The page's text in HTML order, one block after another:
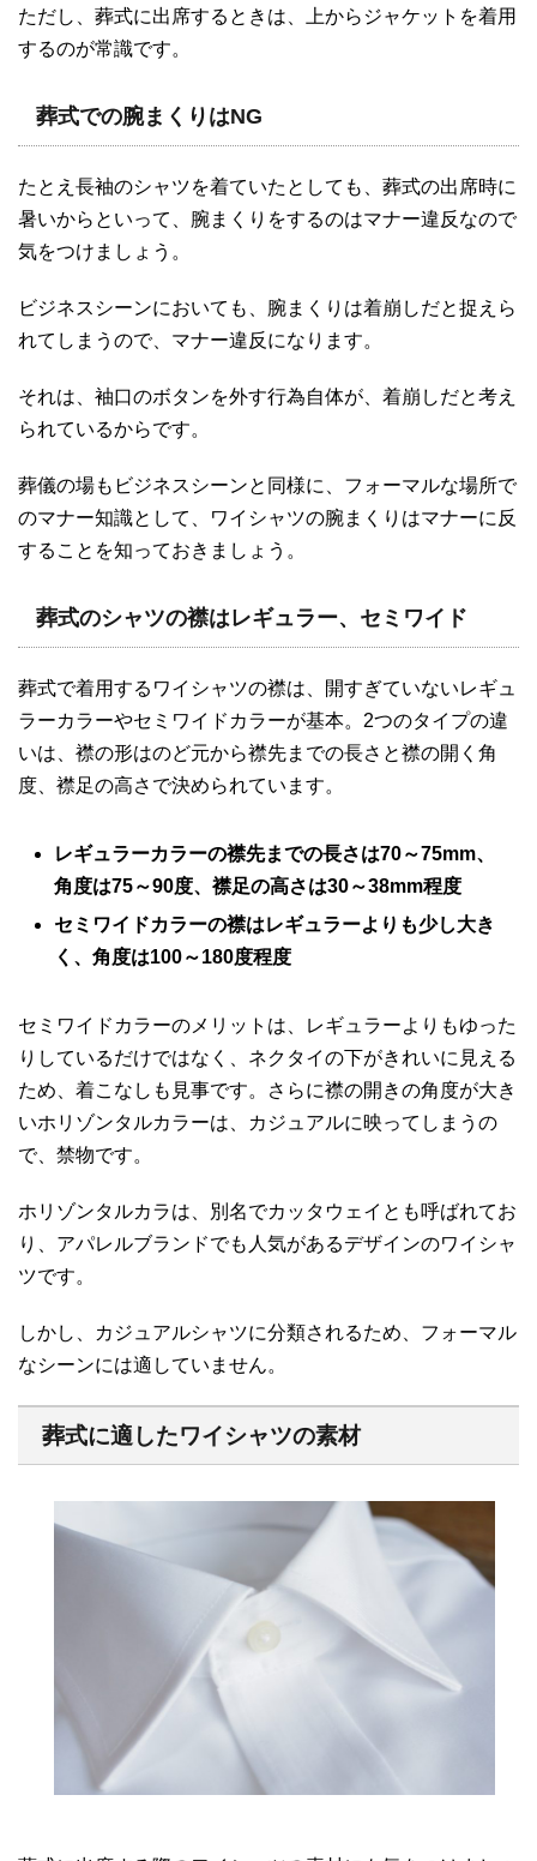
ただし、葬式に出席するときは、上からジャケットを着用
するのが常識です。
葬式での腕まくりはNG
たとえ長袖のシャツを着ていたとしても、葬式の出席時に
暑いからといって、腕まくりをするのはマナー違反なので
気をつけましょう。
ビジネスシーンにおいても、腕まくりは着崩しだと捉えら
れてしまうので、マナー違反になります。
それは、袖口のボタンを外す行為自体が、着崩しだと考え
られているからです。
葬儀の場もビジネスシーンと同様に、フォーマルな場所で
のマナー知識として、ワイシャツの腕まくりはマナーに反
することを知っておきましょう。
葬式のシャツの襟はレギュラー、セミワイド
葬式で着用するワイシャツの襟は、開すぎていないレギュ
ラーカラーやセミワイドカラーが基本。2つのタイプの違
いは、襟の形はのど元から襟先までの長さと襟の開く角
度、襟足の高さで決められています。
レギュラーカラーの襟先までの長さは70～75mm、
角度は75～90度、襟足の高さは30～38mm程度
セミワイドカラーの襟はレギュラーよりも少し大き
く、角度は100～180度程度
セミワイドカラーのメリットは、レギュラーよりもゆった
りしているだけではなく、ネクタイの下がきれいに見える
ため、着こなしも見事です。さらに襟の開きの角度が大き
いホリゾンタルカラーは、カジュアルに映ってしまうの
で、禁物です。
ホリゾンタルカラは、別名でカッタウェイとも呼ばれてお
り、アパレルブランドでも人気があるデザインのワイシャ
ツです。
しかし、カジュアルシャツに分類されるため、フォーマル
なシーンには適していません。
葬式に適したワイシャツの素材